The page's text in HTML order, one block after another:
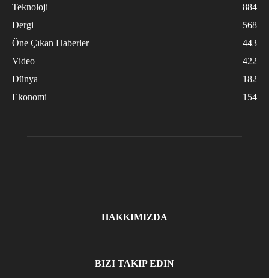
Teknoloji
884
Dergi
568
Öne Çıkan Haberler
443
Video
422
Dünya
182
Ekonomi
154
HAKKIMIZDA
BIZI TAKIP EDIN